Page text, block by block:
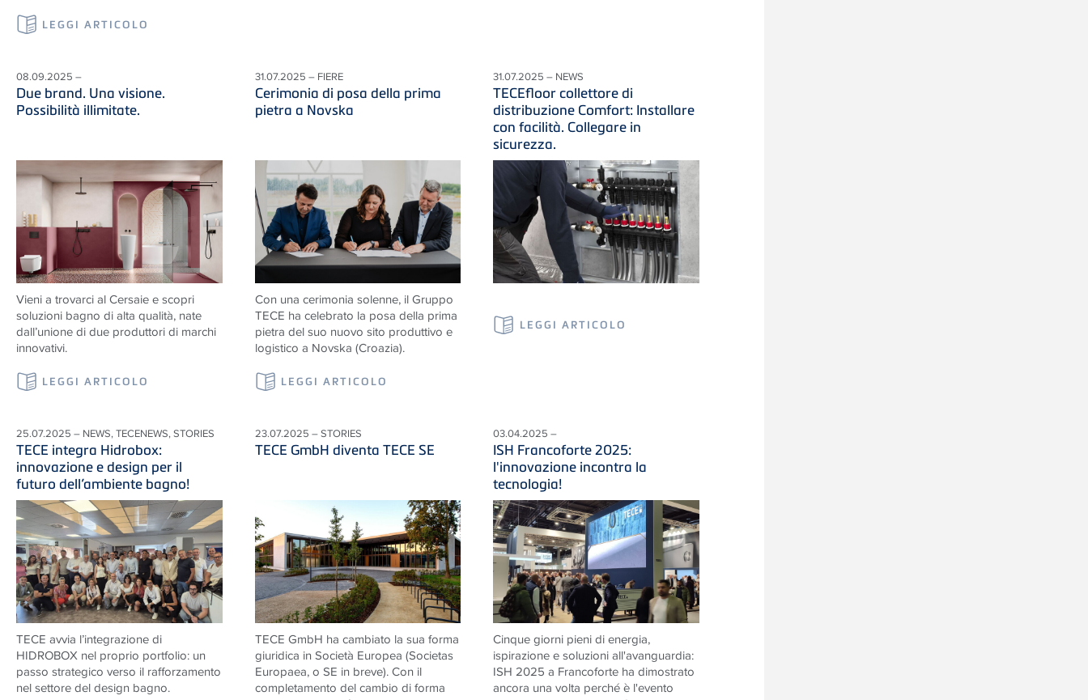
LEGGI ARTICOLO
08.09.2025 –
Due brand. Una visione.
Possibilità illimitate.
Vieni a trovarci al Cersaie e scopri
soluzioni bagno di alta qualità, nate
dall’unione di due produttori di marchi
innovativi.
LEGGI ARTICOLO
31.07.2025 – FIERE
Cerimonia di posa della prima
pietra a Novska
Con una cerimonia solenne, il Gruppo
TECE ha celebrato la posa della prima
pietra del suo nuovo sito produttivo e
logistico a Novska (Croazia).
LEGGI ARTICOLO
31.07.2025 – NEWS
TECEfloor collettore di
distribuzione Comfort: Installare
con facilità. Collegare in
sicurezza.
LEGGI ARTICOLO
25.07.2025 – NEWS, TECENEWS, STORIES
TECE integra Hidrobox:
innovazione e design per il
futuro dell’ambiente bagno!
TECE avvia l’integrazione di
HIDROBOX nel proprio portfolio: un
passo strategico verso il rafforzamento
nel settore del design bagno.
23.07.2025 – STORIES
TECE GmbH diventa TECE SE
TECE GmbH ha cambiato la sua forma
giuridica in Società Europea (Societas
Europaea, o SE in breve). Con il
completamento del cambio di forma
03.04.2025 –
ISH Francoforte 2025:
l'innovazione incontra la
tecnologia!
Cinque giorni pieni di energia,
ispirazione e soluzioni all'avanguardia:
ISH 2025 a Francoforte ha dimostrato
ancora una volta perché è l'evento